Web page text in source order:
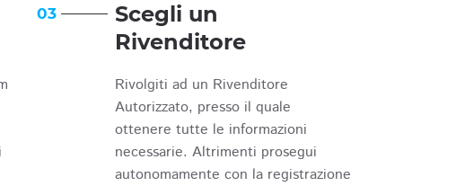
03
Scegli un
Rivenditore
Rivolgiti ad un Rivenditore
Autorizzato, presso il quale
ottenere tutte le informazioni
necessarie. Altrimenti prosegui
autonomamente con la registrazione